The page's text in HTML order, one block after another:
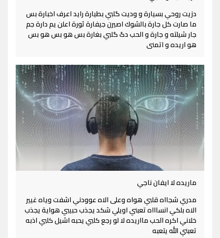
دزيت روحي بسيارة و وديت گلبي بطيارة رايد اعرف اخبارة بس
ما صارت كل جارة بالشوك اصيرن جيفارة ثورة اعلن يم دارة جم
جار شيلته و جارة و الحب دگ گلبي بغارة بس هو بس هو بس
هو اريده و اتمنى
ماريده لا ايفان ناجي
مدري شجااه قلبي هواه وعلى الاه عوودني اشفت وياه غيير
الاه بلكي انساااه تعبني اويلي شكد يجذب حبيبي هواية يجذب
خلاني اكره الحب مااريده لا لو رجع كلبي يحبه اشيل كلبي اذبه
تعبني الله يتعبه